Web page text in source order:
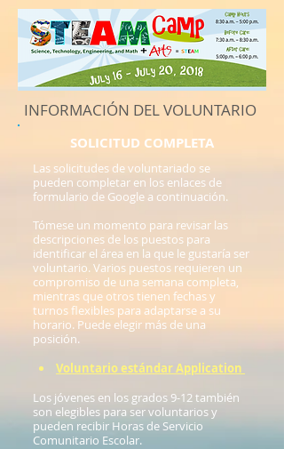
INFORMACIÓN DEL VOLUNTARIO
SOLICITUD COMPLETA
Las solicitudes de voluntariado se
pueden completar en los enlaces de
formulario de Google a continuación.
Tómese un momento para revisar las
descripciones de los puestos para
identificar el área en la que le gustaría ser
voluntario. Varios puestos requieren un
compromiso de una semana completa,
mientras que otros tienen fechas y
turnos flexibles para adaptarse a su
horario. Puede elegir más de una
posición.
Voluntario estándar Application
Los jóvenes en los grados 9-12 también
son elegibles para ser voluntarios y
pueden recibir Horas de Servicio
Comunitario Escolar.